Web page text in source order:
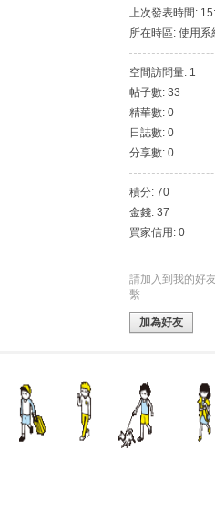
上次發表時間:
所在時區: 使用系
空間訪問量: 1
帖子數: 33
精華數: 0
日誌數: 0
分享數: 0
積分: 70
金錢: 37
買家信用: 0
請加入到我的好
繫
加為好友